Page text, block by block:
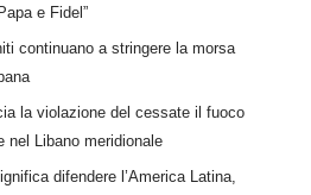
e Fidel”
continuano a stringere la morsa
la violazione del cessate il fuoco
nel Libano meridionale
difendere l’America Latina,